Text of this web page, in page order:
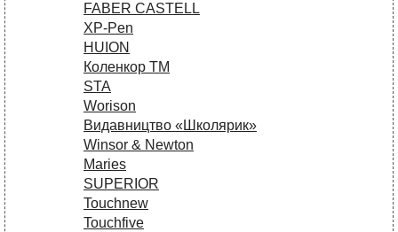
FABER CASTELL
XP-Pen
HUION
Коленкор ТМ
STA
Worison
Видавництво «Школярик»
Winsor & Newton
Maries
SUPERIOR
Touchnew
Touchfive